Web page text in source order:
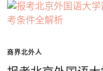
商界北外人